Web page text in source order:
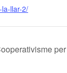
llar-2/